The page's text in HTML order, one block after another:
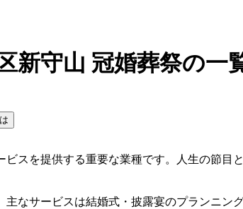
新守山 冠婚葬祭の一
スを提供する重要な業種です。人生の節
なサービスは結婚式・披露宴のプランニ